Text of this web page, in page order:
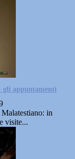
gli appuntamenti
in
visite...